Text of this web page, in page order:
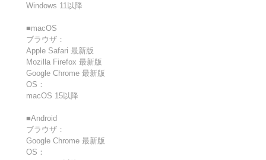
Windows 11以降
■macOS
ブラウザ：
Apple Safari 最新版
Mozilla Firefox 最新版
Google Chrome 最新版
OS：
macOS 15以降
■Android
ブラウザ：
Google Chrome 最新版
OS：